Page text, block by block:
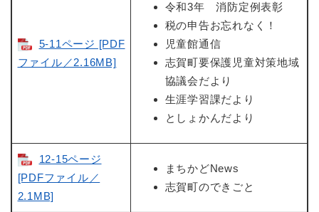
5-11ページ [PDF
ファイル／2.16MB]
令和3年 消防定例表彰
税の申告お忘れなく！
児童館通信
志賀町要保護児童対策地域
協議会だより
生涯学習課だより
としょかんだより
12-15ページ
[PDFファイル／
2.1MB]
まちかどNews
志賀町のできごと